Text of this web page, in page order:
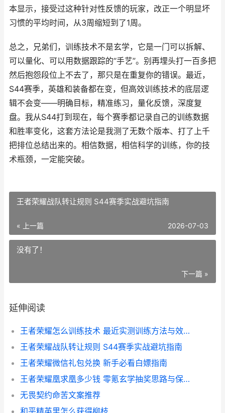
本显示，接受过这种针对性反馈的玩家，改正一个明显坏
习惯的平均时间，从3周缩短到了1周。
总之，兄弟们，训练技术不是玄学，它是一门可以拆解、
可以量化、可以用数据跟踪的“手艺”。别再埋头打一百多把
然后抱怨段位上不去了，那只是在重复你的错误。最近，
S44赛季，英雄和装备都在变，但高效训练技术的底层逻
辑不会变——明确目标，精准练习，量化反馈，深度复
盘。我从S44打到现在，每个赛季都记录自己的训练数据
和胜率变化，这套方法论是我测了无数个版本、打了上千
把排位总结出来的。相信数据，相信科学的训练，你的技
术瓶颈，一定能突破。
王者荣耀战队转让规则 S44赛季实战避坑指南
« 上一篇 2026-07-03
没有了！
下一篇 »
延伸阅读
王者荣耀怎么训练技术 最近实测训练方法与效率数据
王者荣耀战队转让规则 S44赛季实战避坑指南
王者荣耀微信礼包兑换 新手必看白嫖指南
王者荣耀凰求凰多少钱 零氪玄学抽奖思路与保底计算
无畏契约命苦文案推荐
和平精英里怎么获得柳枝